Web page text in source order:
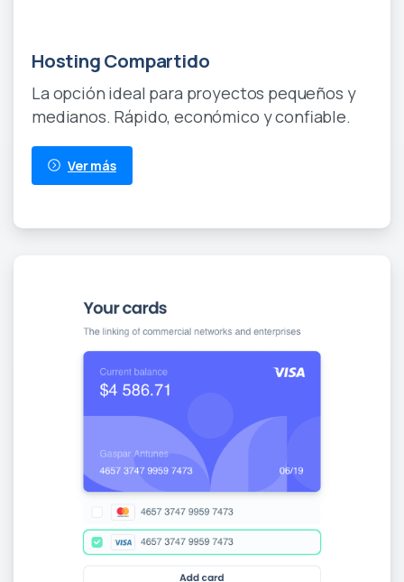
Hosting Compartido
La opción ideal para proyectos pequeños y
medianos. Rápido, económico y confiable.
Ver más